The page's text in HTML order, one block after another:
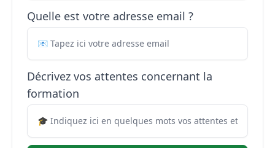
Quelle est votre adresse email ?
Décrivez vos attentes concernant la
formation